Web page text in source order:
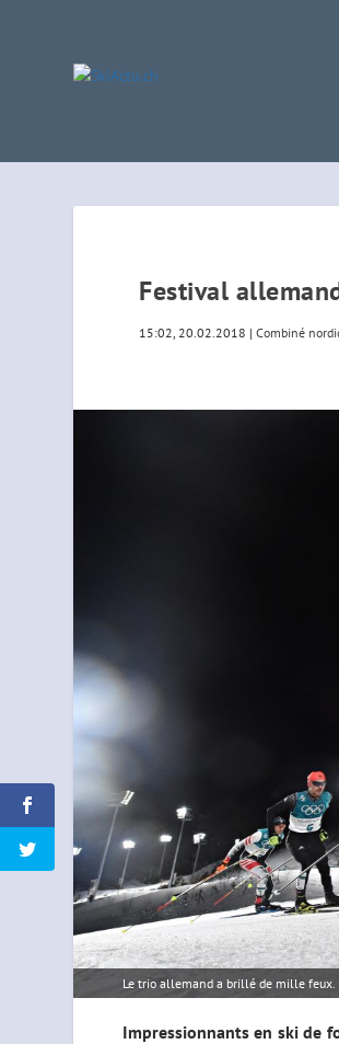
Festival
15:02, 20.02.2018 |Combiné
Le trio allemand a brillé de mille feux.
Impressionnants en ski de